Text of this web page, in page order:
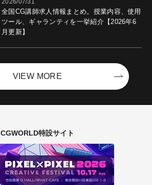
全国CG講師求人情報まとめ。授業内容、使用
ツール、ギャランティを一挙紹介【2026年6
月更新】
VIEW MORE
CGWORLD特設サイト